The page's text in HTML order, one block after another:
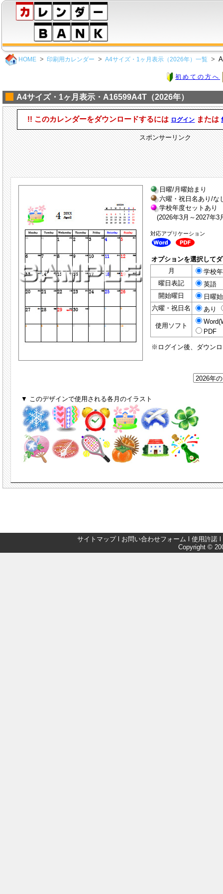
HOME 印刷用カレンダー A4サイズ・1ヶ月表示（2026年）一覧
初めての方へ
A4サイズ・1ヶ月表示・A16599A4T（2026年）
!! このカレンダーをダウンロードするには ログイン または
スポンサーリンク
日曜/月曜始まり
六曜・祝日名あり/な
学校年度セットあり
(2026年3月～2027年3
対応アプリケーション
オプションを選択して
月
学校
曜日表記
英語
開始曜日
日曜
六曜・祝日名
あり
使用ソフト
PDF
※ログイン後、ダウン
▼ このデザインで使用される各月のイラスト
サイトマップl お問い合わせフォーム 使用許諾
Copyright ©